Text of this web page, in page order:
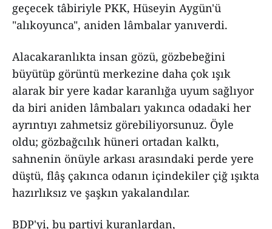
geçecek tâbiriyle PKK, Hüseyin Aygün'ü
"alıkoyunca", aniden lâmbalar yanıverdi.
Alacakaranlıkta insan gözü, gözbebeğini
büyütüp görüntü merkezine daha çok ışık
alarak bir yere kadar karanlığa uyum sağlıyor
da biri aniden lâmbaları yakınca odadaki her
ayrıntıyı zahmetsiz görebiliyorsunuz. Öyle
oldu; gözbağcılık hüneri ortadan kalktı,
sahnenin önüyle arkası arasındaki perde yere
düştü, flâş çakınca odanın içindekiler çiğ ışıkta
hazırlıksız ve şaşkın yakalandılar.
BDP'yi, bu partiyi kuranlardan,